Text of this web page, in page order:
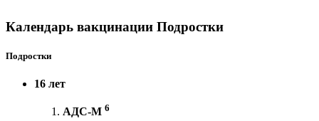
Календарь вакцинации Подростки
Подростки
16 лет
АДС-М 6